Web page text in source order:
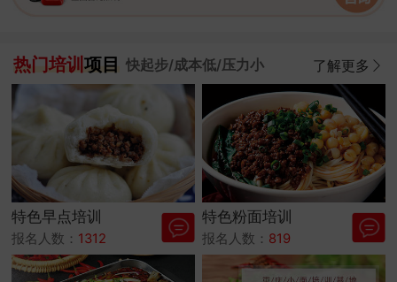
热门培训项目 快起步/成本低/压力小 了解更多
特色早点培训
报名人数： 1312
特色粉面培训
报名人数： 819